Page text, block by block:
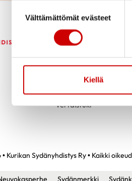
Välttämättömät evästeet
Kiellä
TUKEA
Vertaistuki
Kurikan Sydänyhdistys Ry • Kaikki
Sydänmerkki